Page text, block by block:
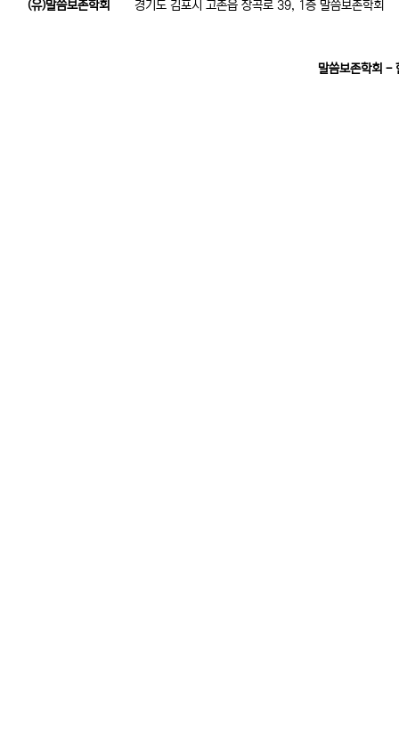
(유)말씀보존학회 경기도 김포시 고촌읍 장곡로 39, 1층 말씀보존학회
말씀보존학회 -